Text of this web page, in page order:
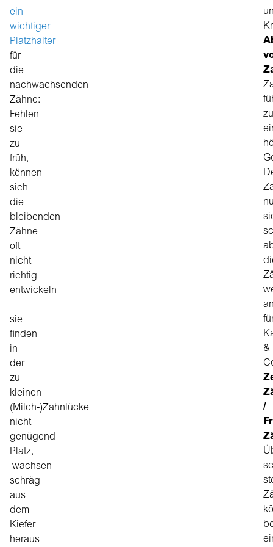
ein
wichtiger
Platzhalter
für
die
nachwachsenden
Zähne:
Fehlen
sie
zu
früh,
können
sich
die
bleibenden
Zähne
oft
nicht
richtig
entwickeln
–
sie
finden
in
der
zu
kleinen
(Milch-)Zahnlücke
nicht
genügend
Platz,
wachsen
schräg
aus
dem
Kiefer
heraus
zu
&
/